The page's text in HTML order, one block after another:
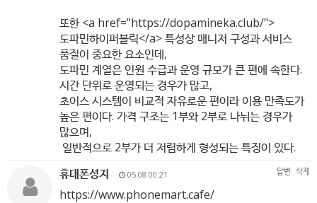
또한 <a href="https://dopamineka.club/">
도파민하이퍼블릭</a> 특성상 매니저 구성과 서비스
품질이 중요한 요소인데,
도파민 계열은 인원 수급과 운영 규모가 큰 편에 속한다.
시간 단위로 운영되는 경우가 많고,
초이스 시스템이 비교적 자유로운 편이라 이용 만족도가
높은 편이다. 가격 구조는 1부와 2부로 나뉘는 경우가
많으며,
일반적으로 2부가 더 저렴하게 형성되는 특징이 있다.
휴대폰성지
05.08 00:21 답변 삭제
https://www.phonemart.cafe/